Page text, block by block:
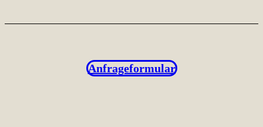
Anfrageformular